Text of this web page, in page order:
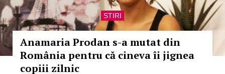
STIRI
Anamaria Prodan s-a mutat din
România pentru că cineva îi jignea
copiii zilnic